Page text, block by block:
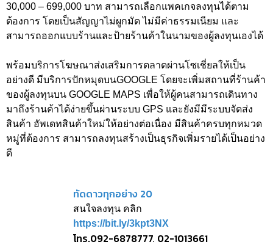
30,000 – 699,000 บาท สามารถเลือกแพคเกจลงทุนได้ตาม
ต้องการ โดยเป็นสัญญาไม่ผูกมัด ไม่มีค่าธรรมเนียม และ
สามารถออกแบบร้านและป้ายร้านค้าในนามของผู้ลงทุนเองได้
พร้อมบริการโฆษณาส่งเสริมการตลาดผ่านโซเชี่ยลให้เป็น
อย่างดี มีบริการปักหมุดบนGOOGLE โดยจะเพิ่มสถานที่ร้านค้า
ของผู้ลงทุนบน GOOGLE MAPS เพื่อให้ผู้คนสามารถเดินทาง
มาถึงร้านค้าได้ง่ายขึ้นผ่านระบบ GPS และยังมีมีระบบจัดส่ง
สินค้า อัพเดทสินค้าใหม่ให้อย่างต่อเนื่อง มีสินค้าครบทุกหมวด
หมู่ที่ต้องการ สามารถลงทุนสร้างเป็นธุรกิจเพิ่มรายได้เป็นอย่าง
ดี
ทัดดาวทุกอย่าง 20
สนใจลงทุน คลิก
https://bit.ly/3kpt3NX
โทร.092-6878777, 02-1013661